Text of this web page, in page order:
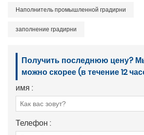
Наполнитель промышленной градирни
заполнение градирни
Получить последнюю цену?
можно скорее (в течение 12
имя :
Телефон :